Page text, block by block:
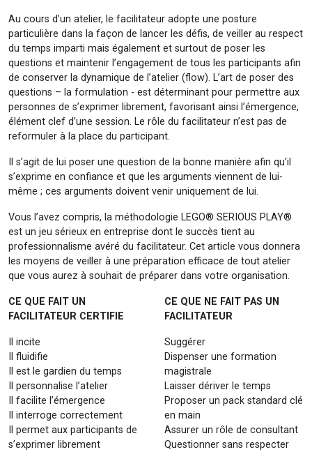
Au cours d’un atelier, le facilitateur adopte une posture
particulière dans la façon de lancer les défis, de veiller au respect
du temps imparti mais également et surtout de poser les
questions et maintenir l’engagement de tous les participants afin
de conserver la dynamique de l’atelier (flow). L’art de poser des
questions – la formulation - est déterminant pour permettre aux
personnes de s’exprimer librement, favorisant ainsi l’émergence,
élément clef d’une session. Le rôle du facilitateur n’est pas de
reformuler à la place du participant.
Il s’agit de lui poser une question de la bonne manière afin qu’il
s’exprime en confiance et que les arguments viennent de lui-
même ; ces arguments doivent venir uniquement de lui.
Vous l’avez compris, la méthodologie LEGO® SERIOUS PLAY®
est un jeu sérieux en entreprise dont le succès tient au
professionnalisme avéré du facilitateur. Cet article vous donnera
les moyens de veiller à une préparation efficace de tout atelier
que vous aurez à souhait de préparer dans votre organisation.
CE QUE FAIT UN
FACILITATEUR CERTIFIE
Il incite
Il fluidifie
Il est le gardien du temps
Il personnalise l’atelier
Il facilite l’émergence
Il interroge correctement
Il permet aux participants de
s’exprimer librement
CE QUE NE FAIT PAS UN
FACILITATEUR
Suggérer
Dispenser une formation
magistrale
Laisser dériver le temps
Proposer un pack standard clé
en main
Assurer un rôle de consultant
Questionner sans respecter